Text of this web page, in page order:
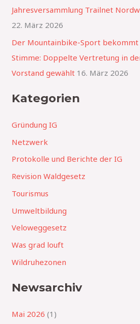
a
c
h
:
Jahresversammlung Trailnet
22. März 2026
Der Mountainbike-Sport bekommt
Stimme: Doppelte Vertretung in
Vorstand gewählt 16. März 2026
Kategorien
Gründung IG
Netzwerk
Protokolle und Berichte der IG
Revision Waldgesetz
Tourismus
Umweltbildung
Veloweggesetz
Was grad louft
Wildruhezonen
Newsarchiv
Mai 2026 (1)